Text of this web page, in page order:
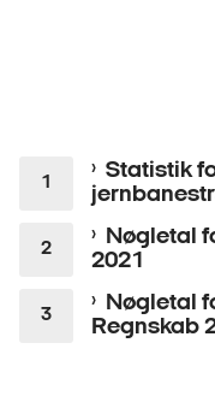
Statistik
Nøgletal
2021
Nøgletal
Regnskab